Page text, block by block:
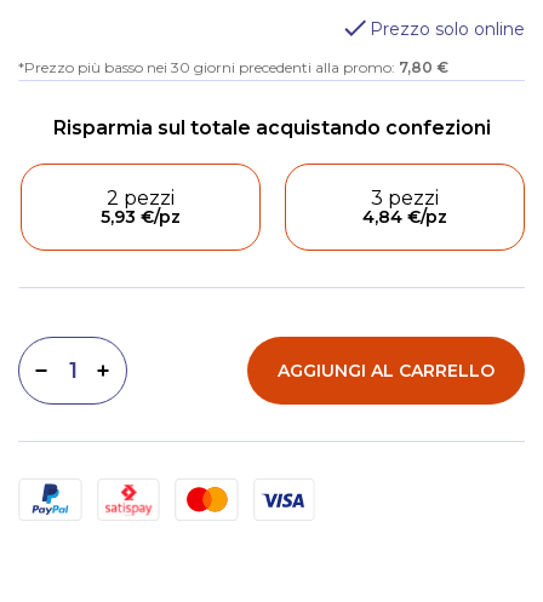
Prezzo solo online
Prezzo più basso nei 30 giorni precedenti alla promo: 7,80 €
2 pezzi
5,93 €/pz
3 pezzi
4,84 €/pz
Aumenta quantità
Diminuisci quantità AGGIUNGI AL CARRELLO
Metodi di pagamento